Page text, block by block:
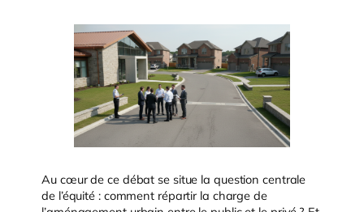
Au cœur de ce débat se situe la question centrale
de l’équité : comment répartir la charge de